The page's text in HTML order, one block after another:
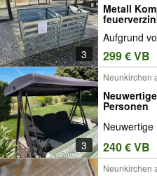
3
Metall
Aufgrund
299 € VB
3
Neunkirchen
Personen
240 € VB
Neunkirchen